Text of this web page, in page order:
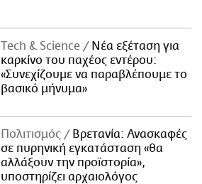
Τech & Science
Νέα εξέταση για
καρκίνο του παχέος εντέρου:
«Συνεχίζουμε να παραβλέπουμε το
βασικό μήνυμα»
Πολιτισμός
Βρετανία: Ανασκαφές
σε πυρηνική εγκατάσταση «θα
αλλάξουν την προϊστορία»,
υποστηρίζει αρχαιολόγος